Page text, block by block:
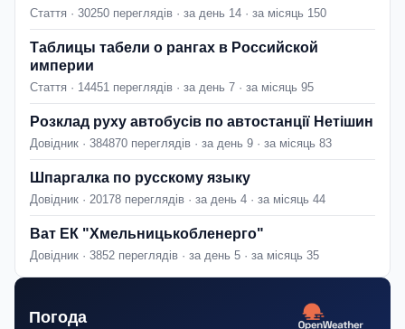
Стаття · 30250 переглядів · за день 14 · за місяць 150
Таблицы табели о рангах в Российской
империи
Стаття · 14451 переглядів · за день 7 · за місяць 95
Розклад руху автобусів по автостанції Нетішин
Довідник · 384870 переглядів · за день 9 · за місяць 83
Шпаргалка по русскому языку
Довідник · 20178 переглядів · за день 4 · за місяць 44
Ват ЕК "Хмельницькобленерго"
Довідник · 3852 переглядів · за день 5 · за місяць 35
Погода